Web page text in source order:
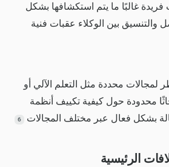
فريدة غالبًا ما يتم استكشافها بشكل
والتنسيق بين الوكلاء عقبات فنية
محددة مثل التعلم الآلي أو
محدودة حول كيفية تكييف أنظمة
بشكل فعال عبر مختلف المجالات
6